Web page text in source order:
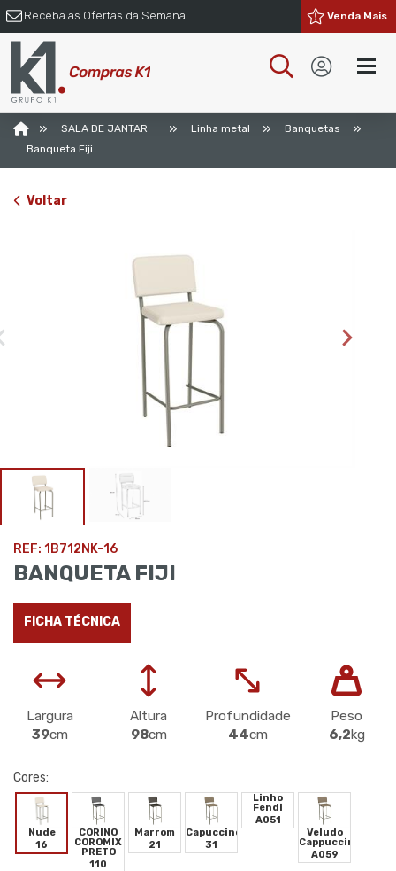
Receba as Ofertas da Semana Venda Mais
» SALA DE JANTAR » Linha metal » Banquetas »
Banqueta Fiji
Voltar
REF: 1B712NK-16
BANQUETA FIJI
FICHA TÉCNICA
Largura
39cm
Altura
98cm
Profundidade
44cm
Peso
6,2kg
Cores:
Nude
16
CORINO
COROMIX
PRETO
110
Marrom
21
Capuccino
31
Linho
Fendi
A051
Veludo
Cappuccino
A059